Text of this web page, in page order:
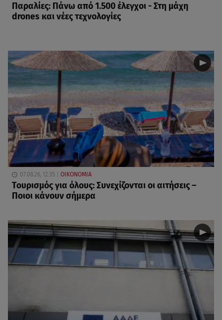
Παραλίες: Πάνω από 1.500 έλεγχοι - Στη μάχη
drones και νέες τεχνολογίες
07.08.26, 12:35 ΟΙΚΟΝΟΜΙΑ
Τουρισμός για όλους: Συνεχίζονται οι αιτήσεις –
Ποιοι κάνουν σήμερα